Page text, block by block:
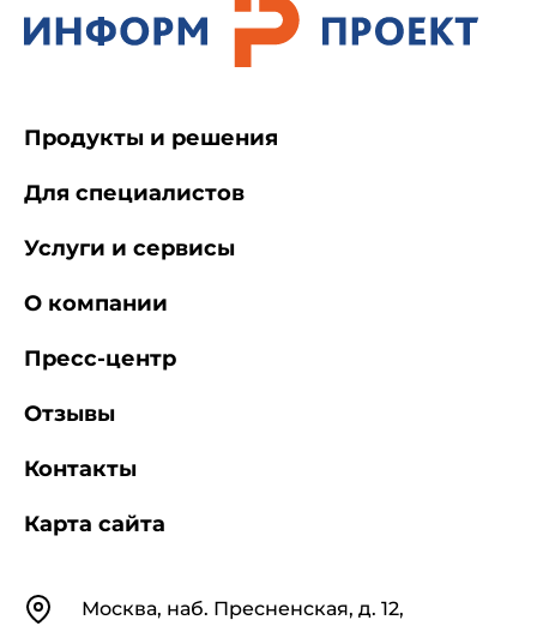
КонтактыМосква, наб. Пресненская, д. 12,
Продукты и решения
Для специалистов
Услуги и сервисы
О компании
Пресс-центр
Отзывы
Контакты
Карта сайта